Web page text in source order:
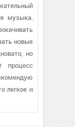
музыка.
новые
но
процесс
легкое и